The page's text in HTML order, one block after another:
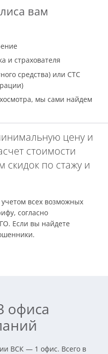
вам
и страхователя
средства) или СТС
мы сами найдем
цену и
стоимости
скидок по стажу и
всех возможных
согласно
Если вы найдете
офиса
ВСК — 1 офис. Всего в